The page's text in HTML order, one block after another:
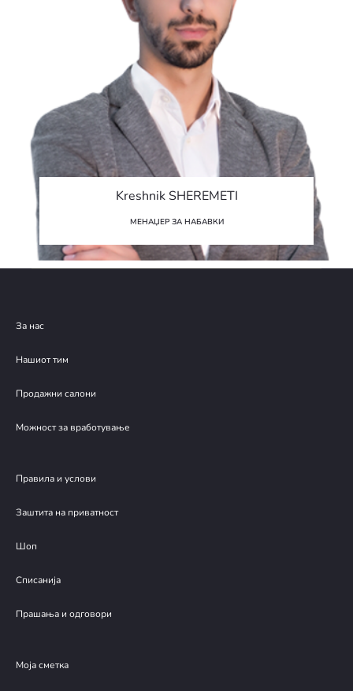
Kreshnik SHEREMETI
МЕНАЏЕР ЗА НАБАВКИ
За нас
Нашиот тим
Продажни салони
Можност за вработување
Правила и услови
Заштита на приватност
Шоп
Списанија
Прашања и одговори
Моја сметка